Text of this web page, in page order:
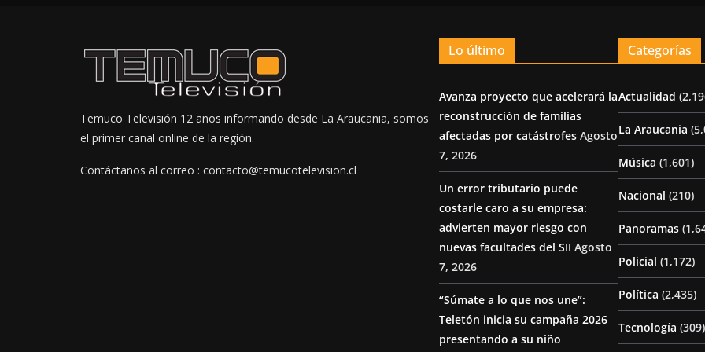
Temuco Televisión 12 años informando desde La Araucania, somos
el primer canal online de la región.
Contáctanos al correo : contacto@temucotelevision.cl
Lo último
Avanza proyecto que acelerará la
reconstrucción de familias
afectadas por catástrofes Agosto
7, 2026
Un error tributario puede
costarle caro a su empresa:
advierten mayor riesgo con
nuevas facultades del SII Agosto
7, 2026
“Súmate a lo que nos une”:
Teletón inicia su campaña 2026
presentando a su niño
Categorías
Actualidad
La Araucania
Música (1,601)
Nacional (210)
Panoramas
Policial (1,172)
Política (2,435)
Tecnología (309)